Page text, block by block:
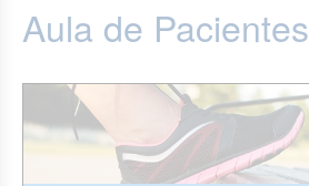
Aula de Pacientes